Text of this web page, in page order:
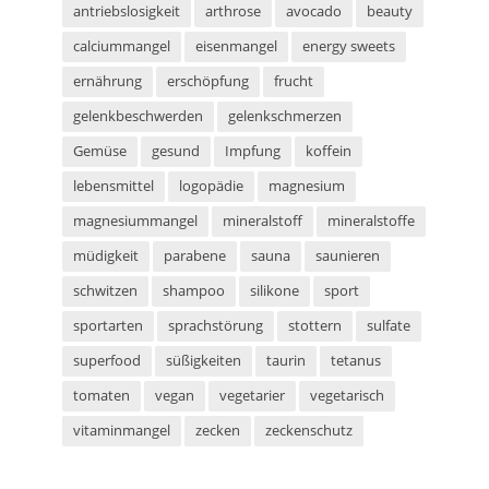
antriebslosigkeit arthrose avocado
beauty
calciummangel
eisenmangel
energy sweets
ernährung
erschöpfung
frucht
gelenkbeschwerden
gelenkschmerzen
Gemüse
gesund Impfung
koffein
lebensmittel
logopädie
magnesium
magnesiummangel
mineralstoff
mineralstoffe
müdigkeit
parabene sauna
saunieren
schwitzen
shampoo silikone
sport
sportarten
sprachstörung stottern
sulfate
superfood
süßigkeiten taurin
tetanus
tomaten
vegan vegetarier
vegetarisch
vitaminmangel
zecken zeckenschutz